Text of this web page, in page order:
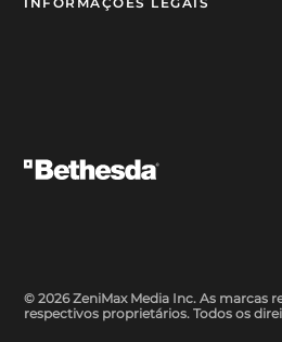
© 2026 ZeniMax Media Inc. As marcas
respectivos proprietários. Todos os